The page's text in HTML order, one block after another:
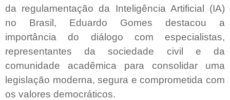
da regulamentação da Inteligência Artificial (IA)
no Brasil, Eduardo Gomes destacou a
importância do diálogo com especialistas,
representantes da sociedade civil e da
comunidade acadêmica para consolidar uma
legislação moderna, segura e comprometida com
os valores democráticos.